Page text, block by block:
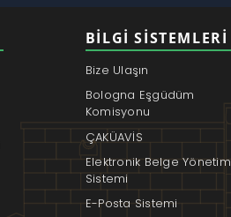
BILGI SISTEMLERI
Bize Ulaşın
Bologna Eşgüdüm
Komisyonu
ÇAKÜAVİS
Elektronik Belge Yönetim
Sistemi
E-Posta Sistemi